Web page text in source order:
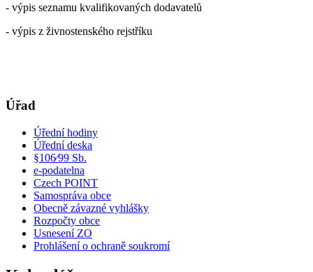
- výpis seznamu kvalifikovaných dodavatelů
- výpis z živnostenského rejstříku
Úřad
Úřední hodiny
Úřední deska
§106⁄99 Sb.
e-podatelna
Czech POINT
Samospráva obce
Obecně závazné vyhlášky
Rozpočty obce
Usnesení ZO
Prohlášení o ochraně soukromí